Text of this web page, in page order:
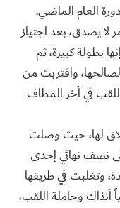
العام الماضي.
لا يصدق، بعد اجتياز
بطولة كبيرة، ثم
واقتربت من
في آخر المطاف
لها، حيث وصلت
نصف نهائي إحدى
وتغلبت في طريقها
آنذاك وحاملة اللقب،